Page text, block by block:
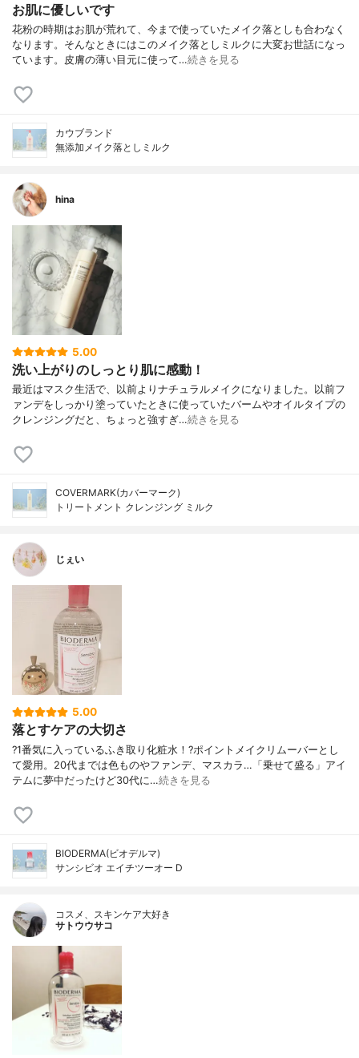
お肌に優しいです
花粉の時期はお肌が荒れて、今まで使っていたメイク落としも合わなく
なります。そんなときにはこのメイク落としミルクに大変お世話になっ
ています。皮膚の薄い目元に使って…続きを見る
カウブランド
無添加メイク落としミルク
hina
5.00
洗い上がりのしっとり肌に感動！
最近はマスク生活で、以前よりナチュラルメイクになりました。以前フ
ァンデをしっかり塗っていたときに使っていたバームやオイルタイプの
クレンジングだと、ちょっと強すぎ…続きを見る
COVERMARK(カバーマーク)
トリートメント クレンジング ミルク
じぇい
5.00
落とすケアの大切さ
?1番気に入っているふき取り化粧水！?ポイントメイクリムーバーとし
て愛用。20代までは色ものやファンデ、マスカラ…「乗せて盛る」アイ
テムに夢中だったけど30代に…続きを見る
BIODERMA(ビオデルマ)
サンシビオ エイチツーオー D
コスメ、スキンケア大好き
サトウウサコ